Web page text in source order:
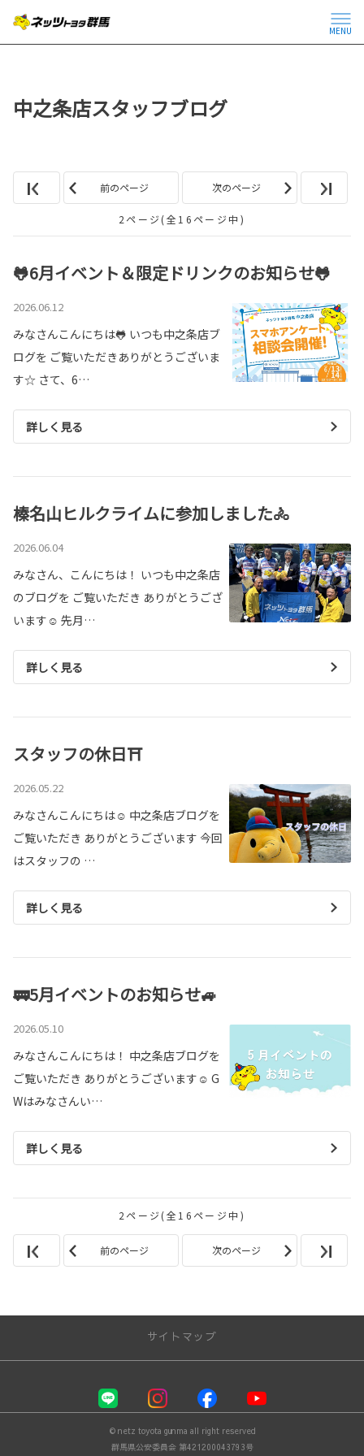
MENU
中之条店スタッフブログ
前のページ 次のページ
2ページ(全16ページ中)
🐸6月イベント＆限定ドリンクのお知らせ🐸
2026.06.12
みなさんこんにちは🐸 いつも中之条店ブ
ログを ご覧いただきありがとうございま
す☆ さて、6…
詳しく見る
榛名山ヒルクライムに参加しました🚴
2026.06.04
みなさん、こんにちは！ いつも中之条店
のブログを ご覧いただき ありがとうござ
います☺ 先月…
詳しく見る
スタッフの休日⛩
2026.05.22
みなさんこんにちは☺ 中之条店ブログを
ご覧いただき ありがとうございます 今回
はスタッフの …
詳しく見る
🚃5月イベントのお知らせ🚙
2026.05.10
みなさんこんにちは！ 中之条店ブログを
ご覧いただき ありがとうございます☺ G
Wはみなさんい…
詳しく見る
2ページ(全16ページ中)
前のページ 次のページ
サイトマップ
© netz toyota gunma all right reserved
群馬県公安委員会 第421200043793号